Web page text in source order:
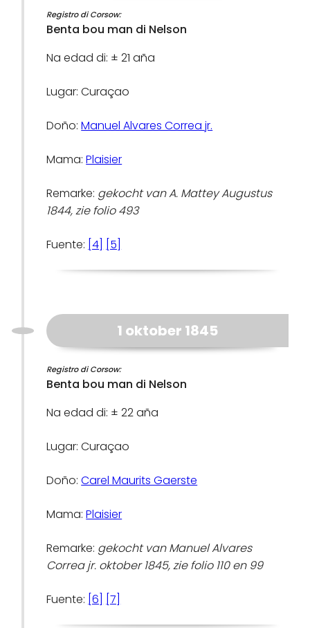
Registro di Corsow:
Benta bou man di Nelson
Na edad di: ± 21 aña
Lugar: Curaçao
Doño:Manuel Alvares Correa jr.
Mama:Plaisier
Remarke: gekocht van A. Mattey Augustus
1844, zie folio 493
Fuente: [4] [5]
1 oktober 1845
Registro di Corsow:
Benta bou man di Nelson
Na edad di: ± 22 aña
Lugar: Curaçao
Doño:Carel Maurits Gaerste
Mama:Plaisier
Remarke: gekocht van Manuel Alvares
Correa jr. oktober 1845, zie folio 110 en 99
Fuente: [6] [7]